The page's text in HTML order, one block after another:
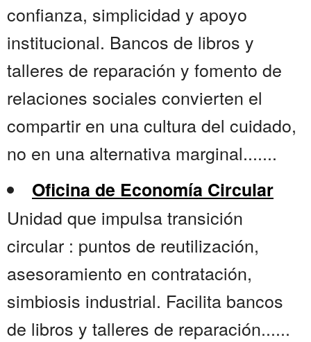
confianza, simplicidad y apoyo
institucional. Bancos de libros y
talleres de reparación y fomento de
relaciones sociales convierten el
compartir en una cultura del cuidado,
no en una alternativa marginal.......
Oficina de Economía Circular
Unidad que impulsa transición
circular : puntos de reutilización,
asesoramiento en contratación,
simbiosis industrial. Facilita bancos
de libros y talleres de reparación......